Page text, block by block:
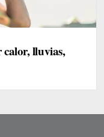
calor, lluvias,